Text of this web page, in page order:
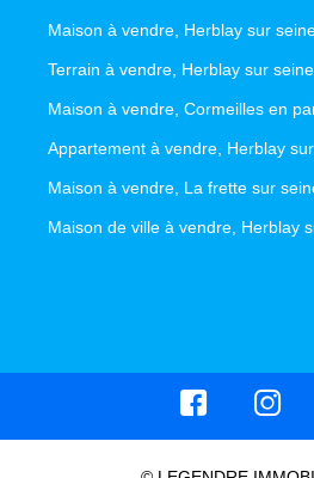
Maison à vendre, Herblay sur
Terrain à vendre, Herblay sur seine
Maison à vendre, Cormeilles en
Appartement à vendre, Herblay
Maison à vendre, La frette sur
Maison de ville à vendre, Herblay